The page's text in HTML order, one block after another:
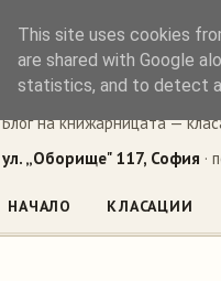
Блог на книжарницата —
ул. „Оборище" 117, София ·
НАЧАЛО КЛАСАЦИИ
This site uses cookies
are shared with Google
statistics, and to detect